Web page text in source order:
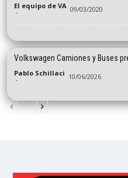
El equipo de VA
- 09/03/2020
Volkswagen Camiones y Buses
Pablo Schillaci
- 10/06/2026